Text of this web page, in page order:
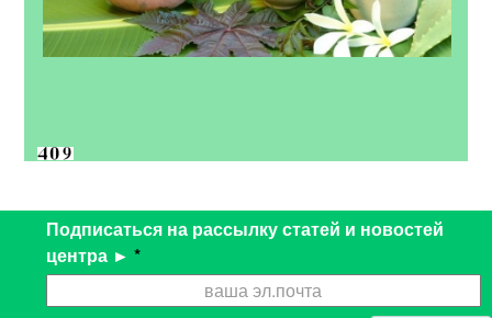
Подписаться на рассылку статей и новостей
центра ► *